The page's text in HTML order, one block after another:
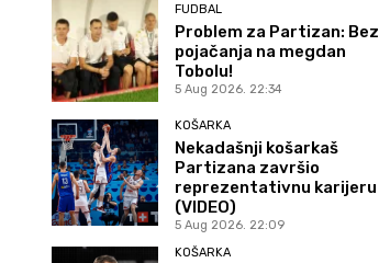
FUDBAL
Problem za Partizan: Bez
pojačanja na megdan
Tobolu!
5 Aug 2026. 22:34
KOŠARKA
Nekadašnji košarkaš
Partizana završio
reprezentativnu karijeru
(VIDEO)
5 Aug 2026. 22:09
KOŠARKA